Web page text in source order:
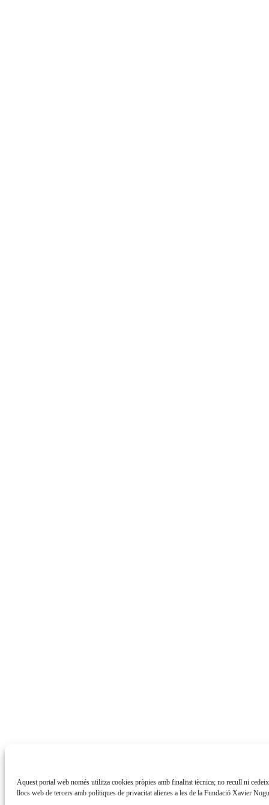
Aquest portal web només utilitza cookies pròpies amb finalitat tècnica; no recull ni
llocs web de tercers amb polítiques de privacitat alienes a les de la Fundació Xavier